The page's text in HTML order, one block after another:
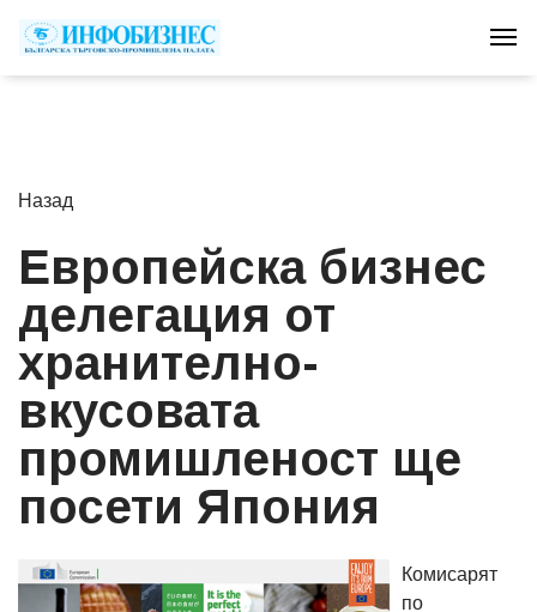
Назад
Европейска бизнес
делегация от
хранително-
вкусовата
промишленост ще
посети Япония
Комисарят
по